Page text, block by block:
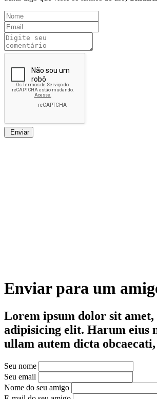
Enviar
Enviar para um
Lorem ipsum dolor sit amet,
adipisicing elit. Harum eius
ullam autem dicta
Seu nome
Seu email
Nome do seu amigo